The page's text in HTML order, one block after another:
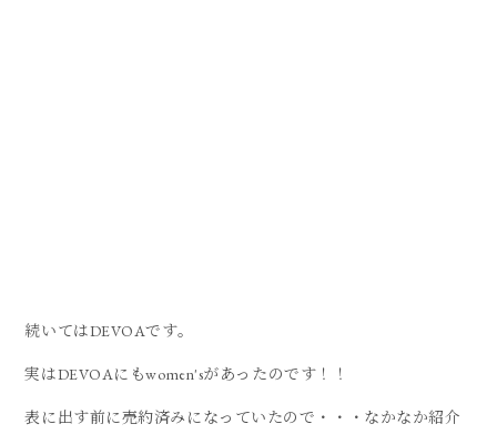
続いてはDEVOAです。
実はDEVOAにもwomen'sがあったのです！！
表に出す前に売約済みになっていたので・・・なかなか紹介